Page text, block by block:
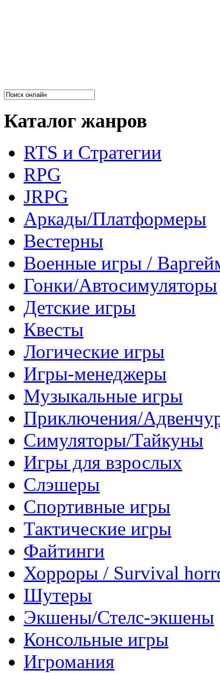
Каталог жанров
RTS и Стратегии
RPG
JRPG
Аркады/Платформеры
Вестерны
Военные игры /
Гонки/Автосимуляторы
Детские игры
Квесты
Логические игры
Игры-менеджеры
Музыкальные игры
Приключения/
Симуляторы/Тайкуны
Игры для взрослых
Слэшеры
Спортивные игры
Тактические игры
Файтинги
Хорроры / Survival
Шутеры
Экшены/Стелс-экшены
Консольные игры
Игромания